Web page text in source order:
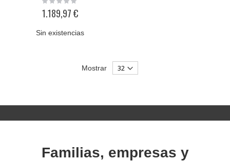
1.189,97 €
Sin existencias
Mostrar
Familias, empresas y